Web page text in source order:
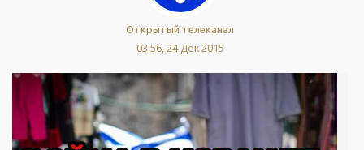
Открытый телеканал
03:56, 24 Дек 2015